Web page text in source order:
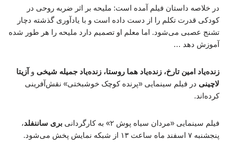
در خلاصه داستان فیلم آمده است: ملیحه بر اثر ضربه روحی در
کودکی قدرت تکلم را از دست داده است و با یادآوری گذشته دچار
تشنج عصبی می‌شود. اما معلم او تصمیم دارد ملیحه را هر طور شده
آموزش دهد …
زنده‌یاد امین تارخ، زنده‌یاد هما روستا، زنده‌یاد جمیله شیخی و آزیتا
لاچینی در فیلم سینمایی «پرنده کوچک خوشبختی» نقش‌آفرینی
کرده‌اند.
فیلم سینمایی «مردان سیاه پوش ۲» به کارگردانی بری ساننفلد،
پنجشنبه ۷ اسفند ماه ساعت ۱۳ از شبکه نمایش پخش می‌شود.